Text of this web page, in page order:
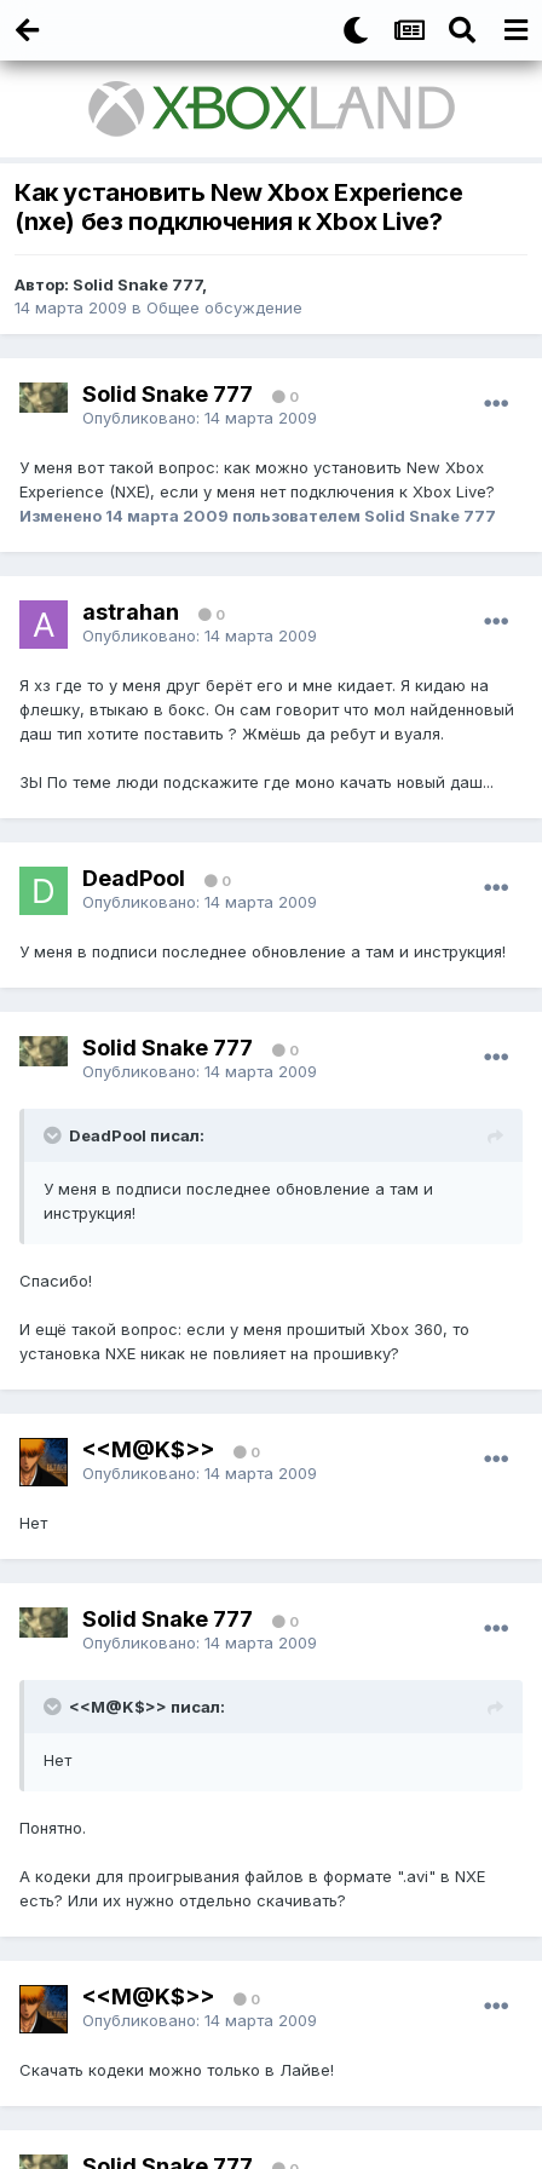
Как установить New Xbox Experience
(nxe) без подключения к Xbox Live?
Автор: Solid Snake 777,
14 марта 2009 в Общее обсуждение
Solid Snake 777 0
Опубликовано: 14 марта 2009
У меня вот такой вопрос: как можно установить New Xbox
Experience (NXE), если у меня нет подключения к Xbox Live?
Изменено 14 марта 2009 пользователем Solid Snake 777
astrahan 0
Опубликовано: 14 марта 2009
Я хз где то у меня друг берёт его и мне кидает. Я кидаю на
флешку, втыкаю в бокс. Он сам говорит что мол найденновый
даш тип хотите поставить ? Жмёшь да ребут и вуаля.
ЗЫ По теме люди подскажите где моно качать новый даш...
DeadPool 0
Опубликовано: 14 марта 2009
У меня в подписи последнее обновление а там и инструкция!
Solid Snake 777 0
Опубликовано: 14 марта 2009
DeadPool писал:
У меня в подписи последнее обновление а там и
инструкция!
Спасибо!
И ещё такой вопрос: если у меня прошитый Xbox 360, то
установка NXE никак не повлияет на прошивку?
<<M@K$>> 0
Опубликовано: 14 марта 2009
Нет
Solid Snake 777 0
Опубликовано: 14 марта 2009
<<M@K$>> писал:
Нет
Понятно.
А кодеки для проигрывания файлов в формате ".avi" в NXE
есть? Или их нужно отдельно скачивать?
<<M@K$>> 0
Опубликовано: 14 марта 2009
Cкачать кодеки можно только в Лайве!